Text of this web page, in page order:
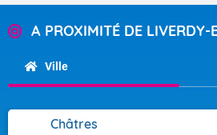
A PROXIMITÉ DE LIVERDY-
Ville
Châtres